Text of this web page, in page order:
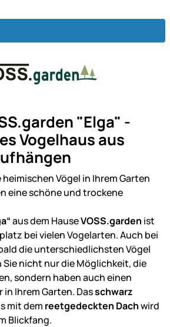
"Elga" -
Vogelhaus aus
Vögel in Ihrem Garten
eine schöne und trockene
aus dem HauseVOSS.garden ist
bei vielen Vogelarten. Auch bei
die unterschiedlichsten Vögel
Sie nicht nur die Möglichkeit, die
sondern haben auch einen
Ihrem Garten. Dasschwarz
mit dem reetgedeckten Dachwird
Blickfang.